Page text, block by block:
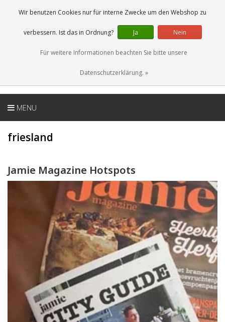
0 Artikel
DE
MENU
friesland
Jamie Magazine Hotspots
Wir benutzen Cookies nur für interne Zwecke um den Webshop zu
verbessern. Ist das in Ordnung? Ja Nein
Für weitere Informationen beachten Sie bitte unsere
Datenschutzerklärung. »